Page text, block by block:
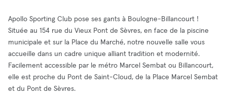
Apollo Sporting Club pose ses gants à Boulogne-Billancourt !
Située au 154 rue du Vieux Pont de Sèvres, en face de la piscine
municipale et sur la Place du Marché, notre nouvelle salle vous
accueille dans un cadre unique alliant tradition et modernité.
Facilement accessible par le métro Marcel Sembat ou Billancourt,
elle est proche du Pont de Saint-Cloud, de la Place Marcel Sembat
et du Pont de Sèvres.